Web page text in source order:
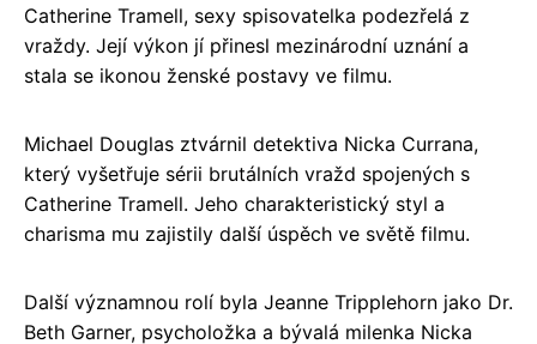
Catherine Tramell, sexy spisovatelka podezřelá z
vraždy. Její výkon jí přinesl mezinárodní uznání a
stala se ikonou ženské postavy ve filmu.
Michael Douglas ztvárnil detektiva Nicka Currana,
který vyšetřuje sérii brutálních vražd spojených s
Catherine Tramell. Jeho charakteristický styl a
charisma mu zajistily další úspěch ve světě filmu.
Další významnou rolí byla Jeanne Tripplehorn jako Dr.
Beth Garner, psycholožka a bývalá milenka Nicka